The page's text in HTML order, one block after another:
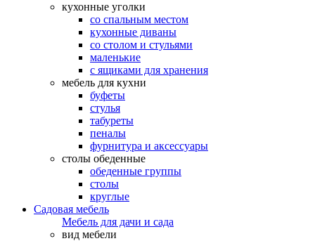
кухонные уголки
со спальным местом
кухонные диваны
со столом и стульями
маленькие
с ящиками для хранения
мебель для кухни
буфеты
стулья
табуреты
пеналы
фурнитура и аксессуары
столы обеденные
обеденные группы
столы
круглые
Садовая мебель
Мебель для дачи и сада
вид мебели